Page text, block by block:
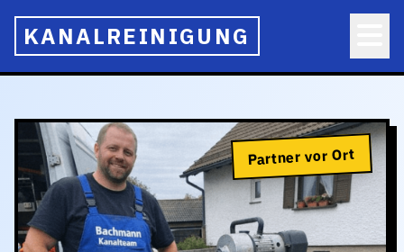
KANALREINIGUNG
Partner vor Ort